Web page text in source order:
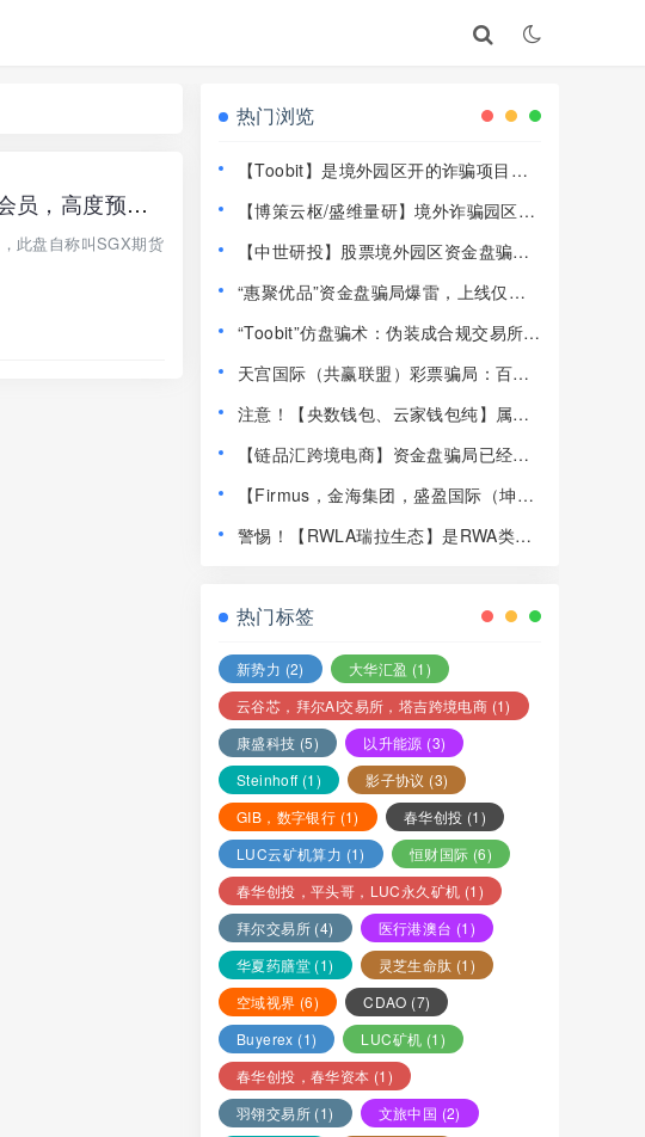
合创期汇（合创俱乐部）SGX期货跟单类资金盘骗局，大量单割会员，高度预警，
此盘自称叫SGX期货
热门浏览
【Toobit】是境外园区开的诈骗项目，
【博策云枢/盛维量研】境外诈骗园区开
【中世研投】股票境外园区资金盘骗
章，高度预警，崩盘在即！
“惠聚优品”资金盘骗局爆雷，上线仅半
“Toobit”仿盘骗术：伪装成合规交易所，
骗局！
天宫国际（共赢联盟）彩票骗局：百景
型的杀猪盘，远离！
注意！【央数钱包、云家钱包纯】属民
【链品汇跨境电商】资金盘骗局已经崩
【Firmus，金海集团，盛盈国际（坤宇
局，赶紧远离！
警惕！【RWLA瑞拉生态】是RWA类资
热门标签
新势力 (2) 大华汇盈 (1)
云谷芯，拜尔AI交易所，塔吉跨境电商 (1)
康盛科技 (5) 以升能源 (3)
Steinhoff (1) 影子协议 (3)
GIB，数字银行 (1) 春华创投 (1)
LUC云矿机算力 (1) 恒财国际 (6)
春华创投，平头哥，LUC永久矿机 (1)
拜尔交易所 (4) 医行港澳台 (1)
华夏药膳堂 (1) 灵芝生命肽 (1)
空域视界 (6) CDAO (7)
Buyerex (1) LUC矿机 (1)
春华创投，春华资本 (1)
羽翎交易所 (1) 文旅中国 (2)